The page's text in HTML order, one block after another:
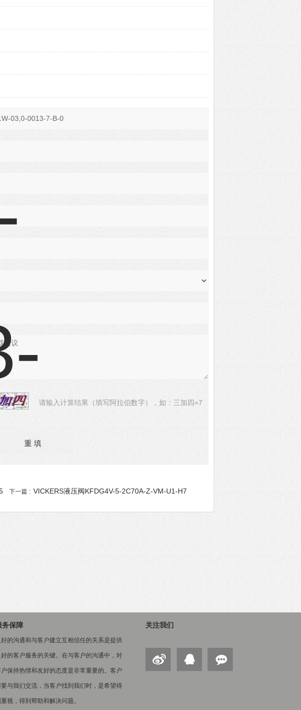
请输入计算结果（填写阿拉伯数字），如：三加四=7
下一篇 : VICKERS液压阀KFDG4V-5-2C70A-Z-VM-U1-H7
务保障
好的沟通和与客户建立互相信任的关系是提供
好的客户服务的关键。在与客户的沟通中，对
保持热情和友好的态度是非常重要的。客户
要与我们交流，当客户找到我们时，是希望得
视，得到帮助和解决问题。
关注我们